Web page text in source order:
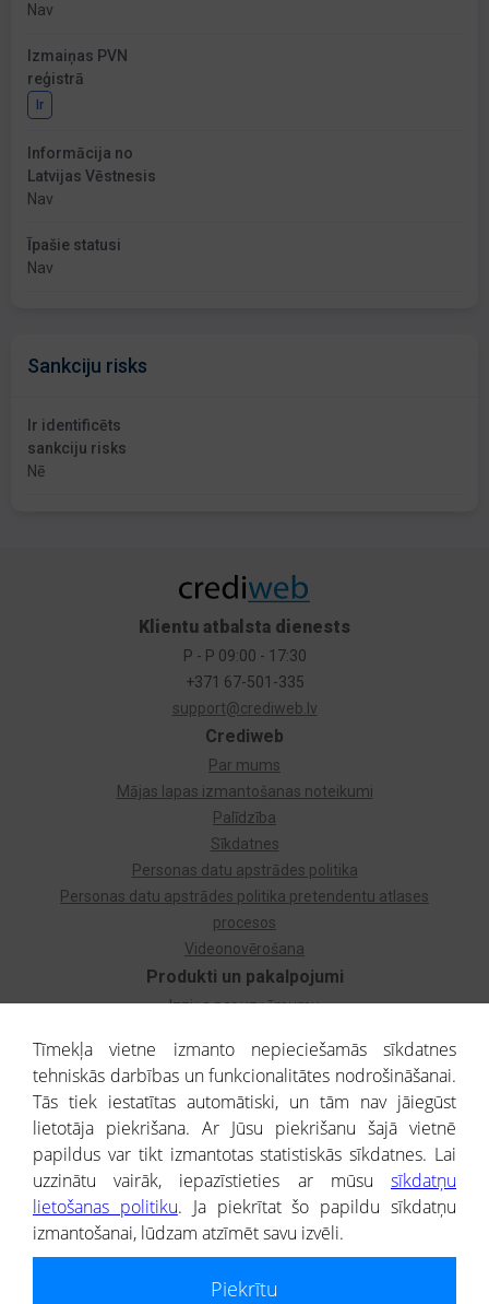
Nav
Izmaiņas PVN
reģistrā
Ir
Informācija no
Latvijas Vēstnesis
Nav
Īpašie statusi
Nav
Sankciju risks
Ir identificēts
sankciju risks
Nē
Produkti un pakalpojumi
Izziņa par uzņēmumu
Dzimtas koks
Uzņēmumu atlase
Monitorings
Kredītizziņa par ārvalstu uzņēmumiem
Crediweb
Par mums
Mājas lapas izmantošanas noteikumi
Palīdzība
Sīkdatnes
Personas datu apstrādes politika
Personas datu apstrādes politika pretendentu atlases
procesos
Videonovērošana
Klientu atbalsta dienests
P - P 09:00 - 17:30
+371 67-501-335
support@crediweb.lv
® CREDITREFORM Latvija
SIA
Tīmekļa vietne izmanto nepieciešamās sīkdatnes
tehniskās darbības un funkcionalitātes nodrošināšanai.
Tās tiek iestatītas automātiski, un tām nav jāiegūst
lietotāja piekrišana. Ar Jūsu piekrišanu šajā vietnē
papildus var tikt izmantotas statistiskās sīkdatnes. Lai
uzzinātu vairāk, iepazīstieties ar mūsu sīkdatņu
lietošanas politiku. Ja piekrītat šo papildu sīkdatņu
izmantošanai, lūdzam atzīmēt savu izvēli.
Piekrītu